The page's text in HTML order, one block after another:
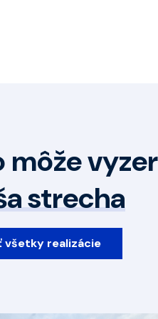
môže
strecha
všetky realizácie